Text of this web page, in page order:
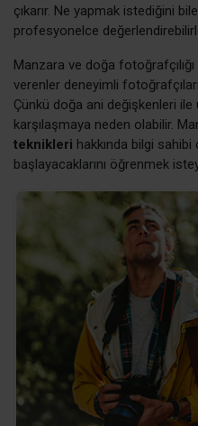
çıkarır. Ne yapmak istediğini
profesyonelce
Manzara ve doğa
verenler deneyimli
Çünkü doğa ani değişkenleri ile
karşılaşmaya neden olabilir.
teknikleri hakkında bilgi
başlayacaklarını öğrenmek